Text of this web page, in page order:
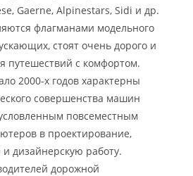
Gaerne, Alpinestars, Sidi и др.
флагманами модельного
стоят очень дорого и
путешествий с комфортом.
2000-х годов характерны
совершенства машин
повсеместным
в проектирование,
дизайнерскую работу.
дорожной